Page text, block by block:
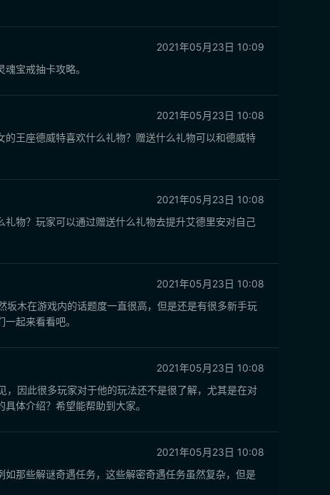
2021年05月23日 10:09
宝戒抽卡攻略。
2021年05月23日 10:08
王座德威特喜欢什么礼物？赠送什么礼物可以和德威特
2021年05月23日 10:08
物？玩家可以通过赠送什么礼物去提升艾德里安对自己
2021年05月23日 10:08
木在游戏内的话题度一直很高，但是还是有很多新手玩
起来看看吧。
2021年05月23日 10:08
因此很多玩家对于他的玩法还不是很了解，尤其是在对
体介绍？希望能帮助到大家。
2021年05月23日 10:08
那些解谜奇遇任务，这些解密奇遇任务虽然复杂，但是